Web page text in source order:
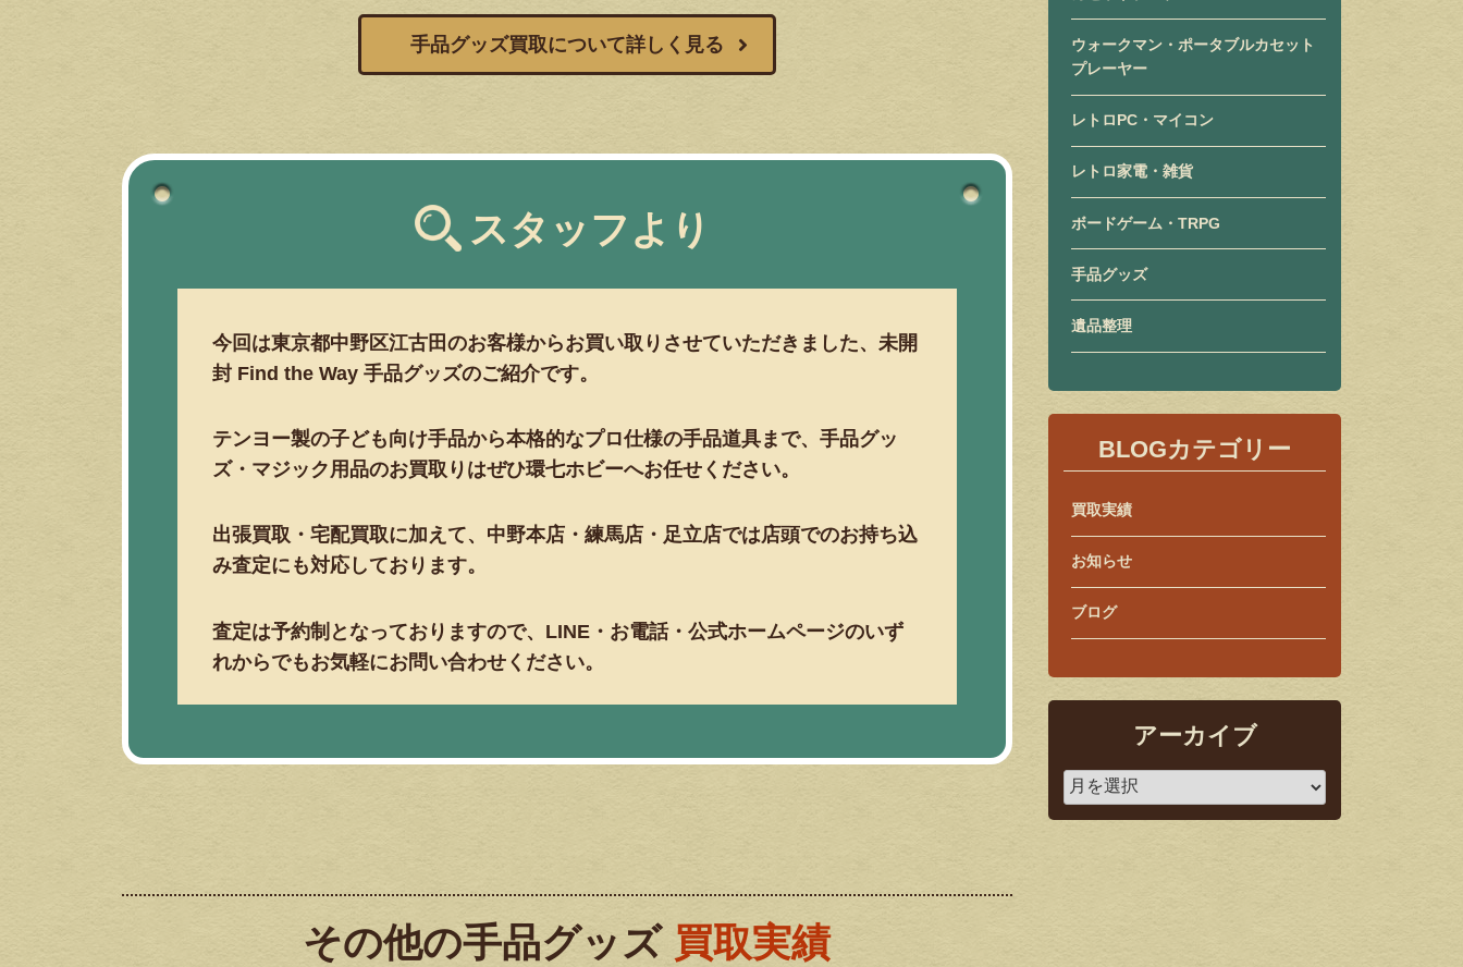
手品グッズ買取について詳しく見る
スタッフより
今回は東京都中野区江古田のお客様からお買い取りさせていただきました、未開
封 Find the Way 手品グッズのご紹介です。
テンヨー製の子ども向け手品から本格的なプロ仕様の手品道具まで、手品グッ
ズ・マジック用品のお買取りはぜひ環七ホビーへお任せください。
出張買取・宅配買取に加えて、中野本店・練馬店・足立店では店頭でのお持ち込
み査定にも対応しております。
査定は予約制となっておりますので、LINE・お電話・公式ホームページのいず
れからでもお気軽にお問い合わせください。
その他の手品グッズ 買取実績
ウォークマン・ポータブルカセット
プレーヤー
レトロPC・マイコン
レトロ家電・雑貨
ボードゲーム・TRPG
手品グッズ
遺品整理
BLOGカテゴリー
買取実績
お知らせ
ブログ
アーカイブ